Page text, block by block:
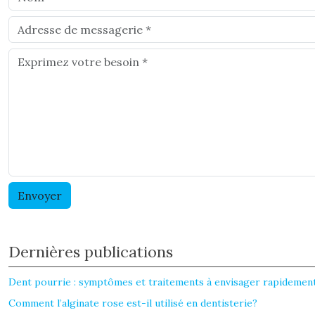
Dernières publications
Dent pourrie : symptômes et traitements à envisager
Comment l’alginate rose est-il utilisé en dentisterie?